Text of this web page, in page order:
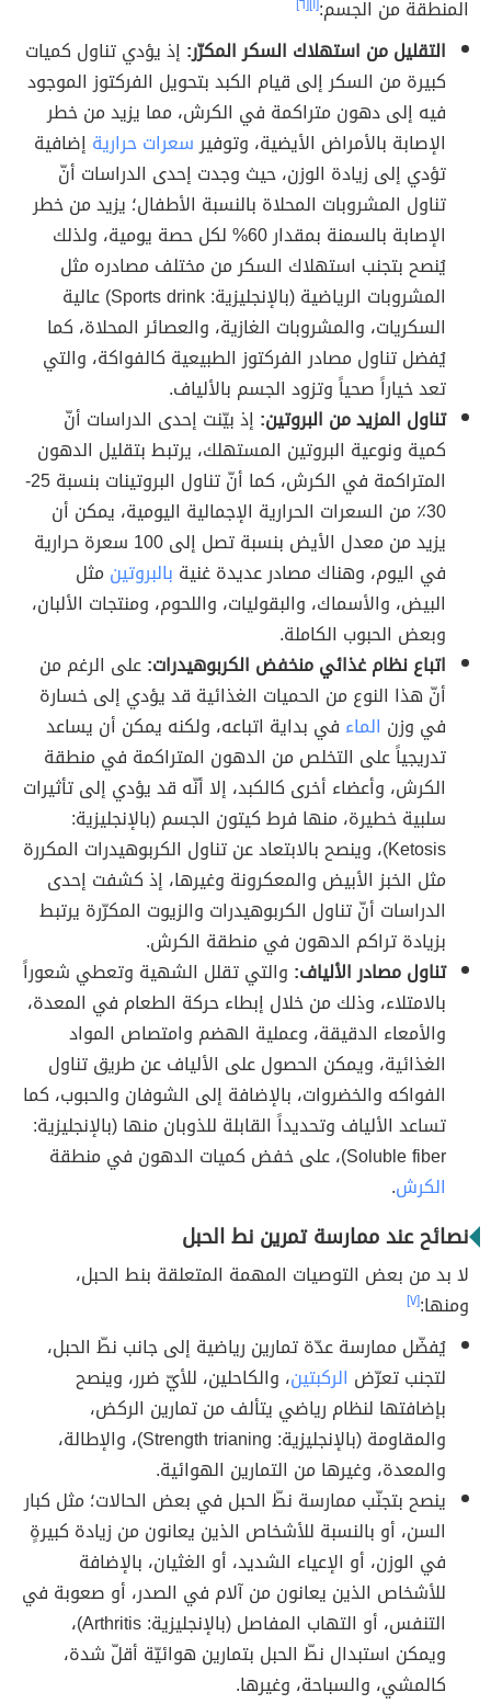
المنطقة من الجسم:
التقليل من استهلاك السكر المكرّر: إذ يؤدي تناول كميات
كبيرة من السكر إلى قيام الكبد بتحويل الفركتوز الموجود
فيه إلى دهون متراكمة في الكرش، مما يزيد من خطر
الإصابة بالأمراض الأيضية، وتوفيرسعرات حرارية إضافية
تؤدي إلى زيادة الوزن، حيث وجدت إحدى الدراسات أنّ
تناول المشروبات المحلاة بالنسبة الأطفال؛ يزيد من خطر
الإصابة بالسمنة بمقدار 60% لكل حصة يومية، ولذلك
يُنصح بتجنب استهلاك السكر من مختلف مصادره مثل
المشروبات الرياضية (بالإنجليزية: Sports drink) عالية
السكريات، والمشروبات الغازية، والعصائر المحلاة، كما
يُفضل تناول مصادر الفركتوز الطبيعية كالفواكة، والتي
تعد خياراً صحياً وتزود الجسم بالألياف.
تناول المزيد من البروتين: إذ بيّنت إحدى الدراسات أنّ
كمية ونوعية البروتين المستهلك، يرتبط بتقليل الدهون
المتراكمة في الكرش، كما أنّ تناول البروتينات بنسبة 25-
30٪ من السعرات الحرارية الإجمالية اليومية، يمكن أن
يزيد من معدل الأيض بنسبة تصل إلى 100 سعرة حرارية
في اليوم، وهناك مصادر عديدة غنية بالبروتين مثل
البيض، والأسماك، والبقوليات، واللحوم، ومنتجات الألبان،
وبعض الحبوب الكاملة.
اتباع نظام غذائي منخفض الكربوهيدرات:على الرغم من
أنّ هذا النوع من الحميات الغذائية قد يؤدي إلى خسارة
في وزن الماء في بداية اتباعه، ولكنه يمكن أن يساعد
تدريجياً على التخلص من الدهون المتراكمة في منطقة
الكرش، وأعضاء أخرى كالكبد، إلا أنّه قد يؤدي إلى تأثيرات
سلبية خطيرة، منها فرط كيتون الجسم (بالإنجليزية:
Ketosis)، وينصح بالابتعاد عن تناول الكربوهيدرات المكررة
مثل الخبز الأبيض والمعكرونة وغيرها، إذ كشفت إحدى
الدراسات أنّ تناول الكربوهيدرات والزيوت المكرّرة يرتبط
بزيادة تراكم الدهون في منطقة الكرش.
تناول مصادر الألياف: والتي تقلل الشهية وتعطي شعوراً
بالامتلاء، وذلك من خلال إبطاء حركة الطعام في المعدة،
والأمعاء الدقيقة، وعملية الهضم وامتصاص المواد
الغذائية، ويمكن الحصول على الألياف عن طريق تناول
الفواكه والخضروات، بالإضافة إلى الشوفان والحبوب، كما
تساعد الألياف وتحديداً القابلة للذوبان منها (بالإنجليزية:
Soluble fiber)، على خفض كميات الدهون في منطقة
الكرش.
نصائح عند ممارسة تمرين نط الحبل
لا بد من بعض التوصيات المهمة المتعلقة بنط الحبل،
ومنها:[٧]
يُفضّل ممارسة عدّة تمارين رياضية إلى جانب نطّ الحبل،
لتجنب تعرّض الركبتين، والكاحلين، للأيّ ضرر، وينصح
بإضافتها لنظام رياضي يتألف من تمارين الركض،
والمقاومة (بالإنجليزية: Strength trianing)، والإطالة،
والمعدة، وغيرها من التمارين الهوائية.
ينصح بتجنّب ممارسة نطّ الحبل في بعض الحالات؛ مثل كبار
السن، أو بالنسبة للأشخاص الذين يعانون من زيادة كبيرةٍ
في الوزن، أو الإعياء الشديد، أو الغثيان، بالإضافة
للأشخاص الذين يعانون من آلام في الصدر، أو صعوبة في
التنفس، أو التهاب المفاصل (بالإنجليزية: Arthritis)،
ويمكن استبدال نطّ الحبل بتمارين هوائيّة أقلّ شدة،
كالمشي، والسباحة، وغيرها.